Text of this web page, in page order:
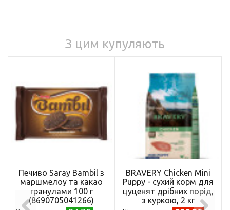
З цим купуляють
Печиво Saray Bambil з
маршмелоу та какао
гранулами 100 г
(8690705041266)
BRAVERY Chicken Mini
Puppy - сухий корм для
цуценят дрібних порід,
з куркою, 2 кг